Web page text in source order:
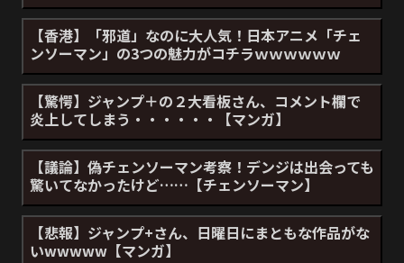
【香港】「邪道」なのに大人気！日本アニメ「チェ
ンソーマン」の3つの魅力がコチラｗｗｗｗｗｗ
【驚愕】ジャンプ＋の２大看板さん、コメント欄で
炎上してしまう・・・・・・【マンガ】
【議論】偽チェンソーマン考察！デンジは出会っても
驚いてなかったけど……【チェンソーマン】
【悲報】ジャンプ+さん、日曜日にまともな作品がな
いwwwww【マンガ】